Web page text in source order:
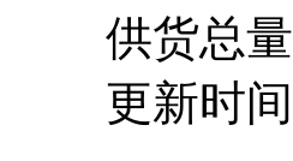
供货总量
更新时间